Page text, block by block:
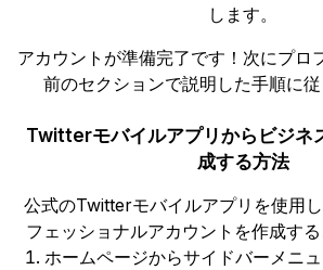
します。
アカウントが準備完了です！次にプロ
前のセクションで説明した手順に従
Twitterモバイルアプリからビジネ
成する方法
公式のTwitterモバイルアプリを使用
フェッショナルアカウントを作成する
ホームページからサイドバーメニ